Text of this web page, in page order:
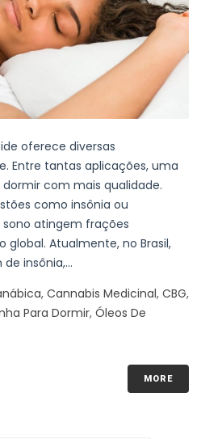
oferece diversas
Entre tantas aplicações, uma
com mais qualidade.
como insônia ou
atingem frações
global. Atualmente, no Brasil,
insônia,...
, Cannabis Medicinal, CBG,
Para Dormir, Óleos De
MORE